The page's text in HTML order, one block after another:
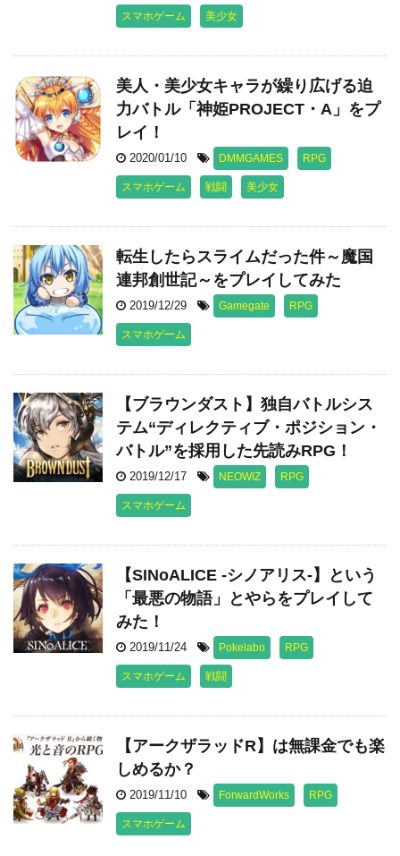
スマホゲーム 美少女
美人・美少女キャラが繰り広げる迫
力バトル「神姫PROJECT・A」をプ
レイ！
2020/01/10 DMMGAMES RPG
スマホゲーム 戦闘 美少女
転生したらスライムだった件～魔国
連邦創世記～をプレイしてみた
2019/12/29 Gamegate RPG
スマホゲーム
【ブラウンダスト】独自バトルシス
テム“ディレクティブ・ポジション・
バトル”を採用した先読みRPG！
2019/12/17 NEOWIZ RPG
スマホゲーム
【SINoALICE -シノアリス-】という
「最悪の物語」とやらをプレイして
みた！
2019/11/24 Pokelabo RPG
スマホゲーム 戦闘
【アークザラッドR】は無課金でも楽
しめるか？
2019/11/10 ForwardWorks RPG
スマホゲーム